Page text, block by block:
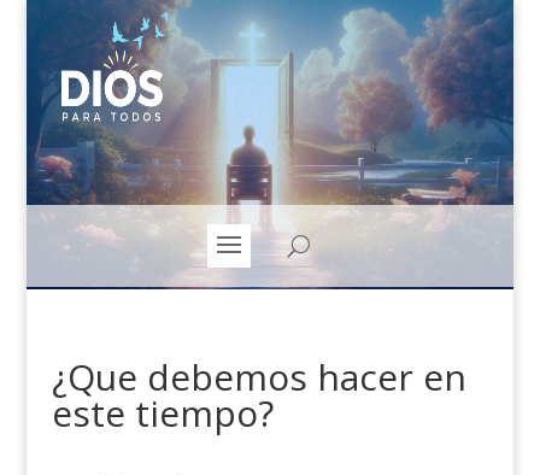
¿Que debemos hacer en
este tiempo?